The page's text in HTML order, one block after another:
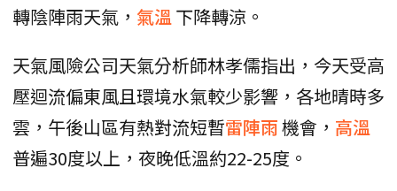
轉陰陣雨天氣， 氣溫下降轉涼。
天氣風險公司天氣分析師林孝儒指出，今天受高
壓迴流偏東風且環境水氣較少影響，各地晴時多
雲，午後山區有熱對流短暫雷陣雨機會， 高溫
普遍30度以上，夜晚低溫約22-25度。